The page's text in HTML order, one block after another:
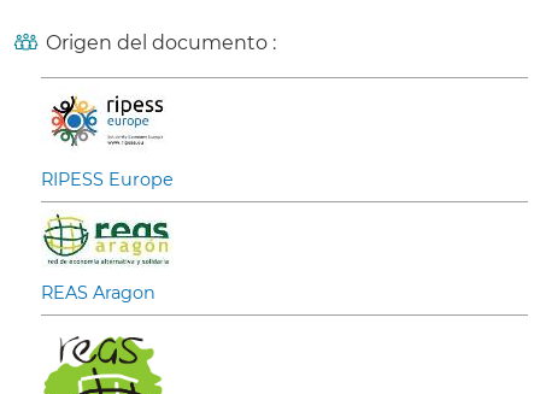
Origen del documento :
RIPESS Europe
REAS Aragon